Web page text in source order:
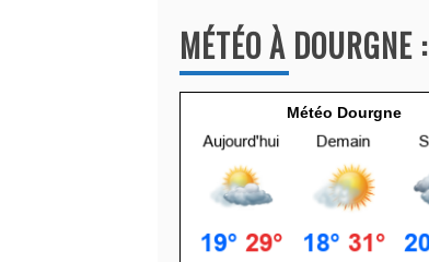
t
i
v
MÉTÉO À DOURGNE :
Météo Dourgne